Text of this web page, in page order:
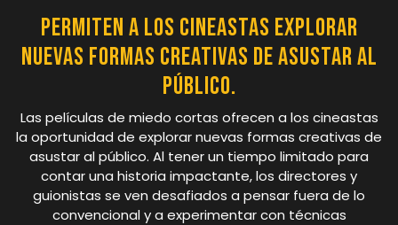
Permiten a los cineastas explorar
nuevas formas creativas de asustar al
público.
Las películas de miedo cortas ofrecen a los cineastas
la oportunidad de explorar nuevas formas creativas de
asustar al público. Al tener un tiempo limitado para
contar una historia impactante, los directores y
guionistas se ven desafiados a pensar fuera de lo
convencional y a experimentar con técnicas